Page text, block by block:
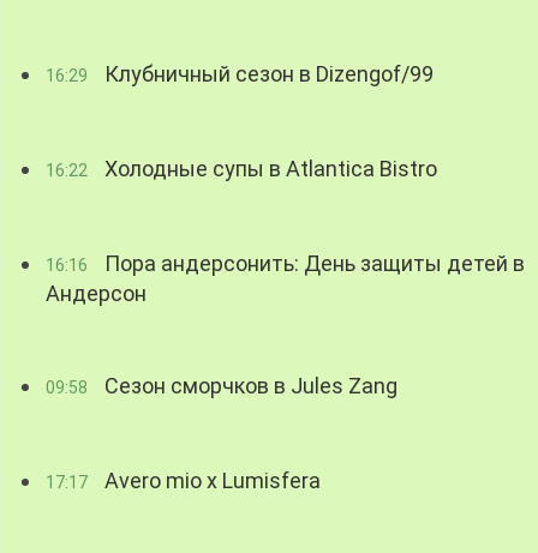
16:29 Клубничный сезон в Dizengof/99
16:22 Холодные супы в Atlantica Bistro
16:16
Пора андерсонить: День защиты детей в
Андерсон
09:58 Сезон сморчков в Jules Zang
17:17 Avero mio x Lumisfera